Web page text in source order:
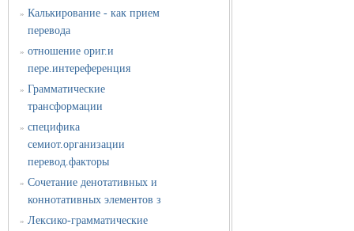
» Калькирование - как прием
перевода
» отношение ориг.и
пере.интереференция
» Грамматические
трансформации
» специфика
семиот.организации
перевод.факторы
» Сочетание денотативных и
коннотативных элементов з
» Лексико-грамматические